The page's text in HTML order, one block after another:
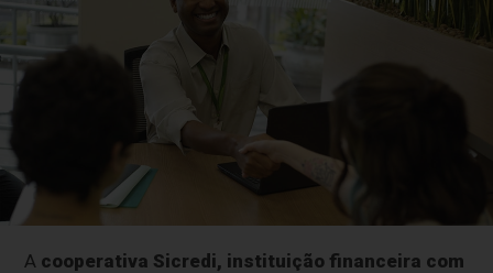
A cooperativa Sicredi, instituição financeira com